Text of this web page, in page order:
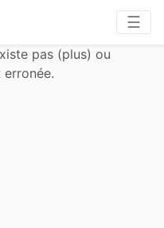
☰
pas (plus) ou
erronée.